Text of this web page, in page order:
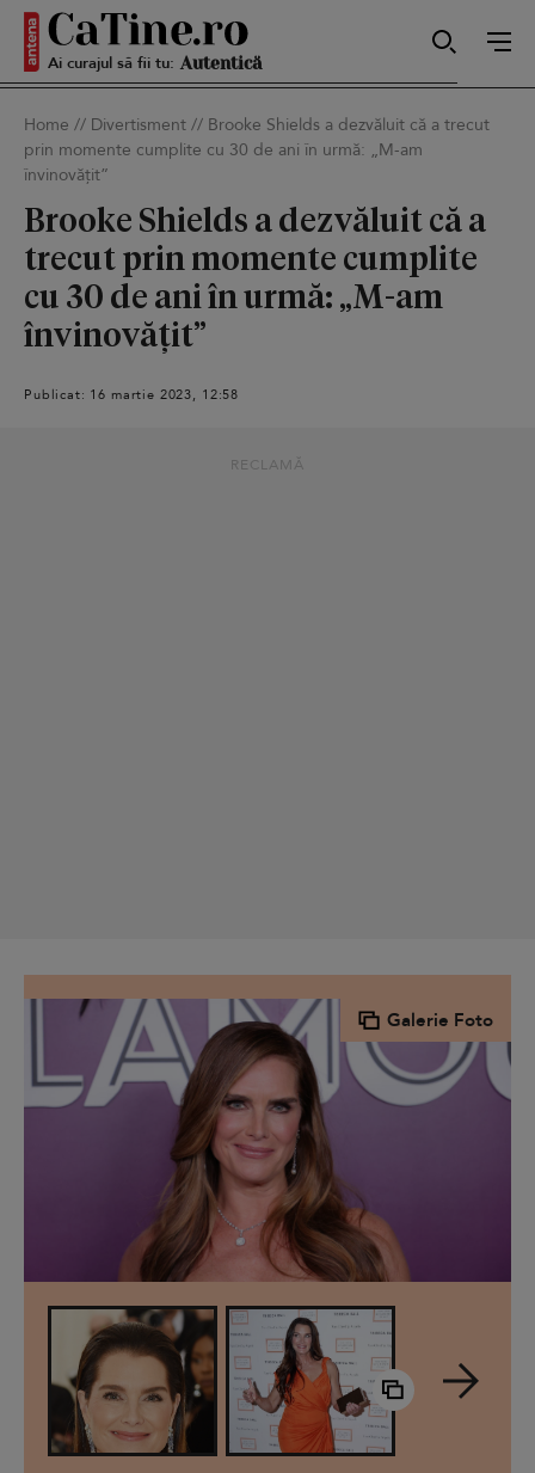
Ai curajul să fii tu: Sexy
Sensibilă
Home // Divertisment // Brooke Shields a dezvăluit că a trecut
prin momente cumplite cu 30 de ani în urmă: „M-am
învinovățit”
Brooke Shields a dezvăluit că a
trecut prin momente cumplite
cu 30 de ani în urmă: „M-am
învinovățit”
Publicat: 16 martie 2023, 12:58
RECLAMĂ
Galerie Foto